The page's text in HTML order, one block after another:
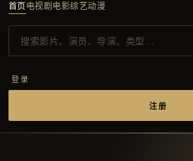
首页电视剧 电影综艺动漫
登录
注册